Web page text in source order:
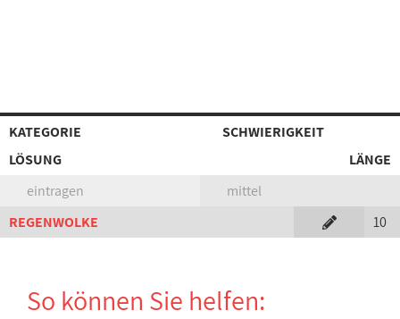
KATEGORIE
SCHWIERIGKEIT
LÖSUNG
LÄNGE
eintragen
mittel
REGENWOLKE
10
So können Sie helfen: